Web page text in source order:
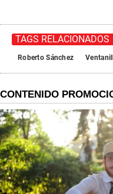
TAGS RELACIONADOS
Roberto Sánchez